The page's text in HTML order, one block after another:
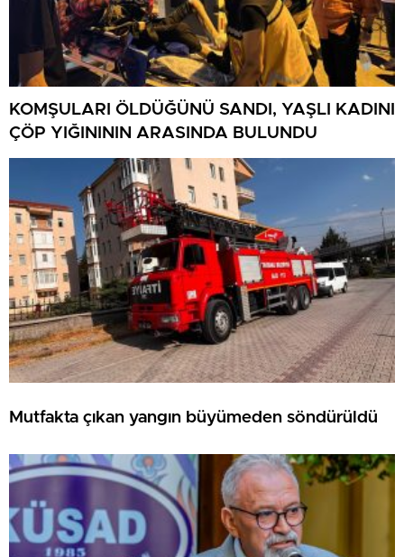
KOMŞULARI ÖLDÜĞÜNÜ SANDI, YAŞLI KADINI
ÇÖP YIĞINININ ARASINDA BULUNDU
Mutfakta çıkan yangın büyümeden söndürüldü